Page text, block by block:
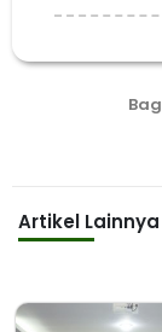
Artikel Lainnya